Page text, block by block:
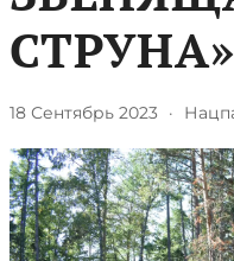
СТРУНА»
18 Сентябрь 2023 ·